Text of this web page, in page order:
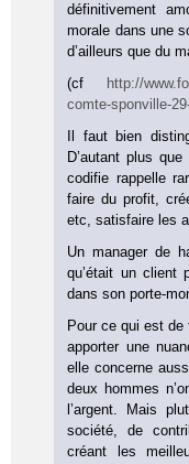
définitivement
morale dans une
d’ailleurs que du
(cf
http://
comte-sponville-
Il faut bien
D’autant plus
codifie rappelle
faire du profit,
etc, satisfaire les
Un manager de
qu’était un client
dans son porte-
Pour ce qui est
apporter une
elle concerne
deux hommes
l’argent. Mais
société, de
créant les